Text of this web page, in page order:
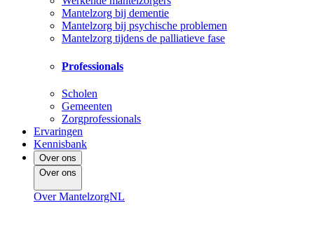
Mantelzorg bij dementie
Mantelzorg bij psychische problemen
Mantelzorg tijdens de palliatieve fase
Professionals
Scholen
Gemeenten
Zorgprofessionals
Ervaringen
Kennisbank
Over ons
Over ons
Over MantelzorgNL